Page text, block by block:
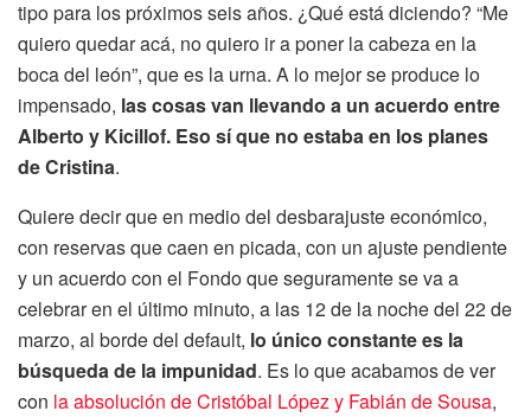
tipo para los próximos seis años. ¿Qué está diciendo? “Me
quiero quedar acá, no quiero ir a poner la cabeza en la
boca del león”, que es la urna. A lo mejor se produce lo
impensado, las cosas van llevando a un acuerdo entre
Alberto y Kicillof. Eso sí que no estaba en los planes
de Cristina.
Quiere decir que en medio del desbarajuste económico,
con reservas que caen en picada, con un ajuste pendiente
y un acuerdo con el Fondo que seguramente se va a
celebrar en el último minuto, a las 12 de la noche del 22 de
marzo, al borde del default, lo único constante es la
búsqueda de la impunidad. Es lo que acabamos de ver
con la absolución de Cristóbal López y Fabián de Sousa,